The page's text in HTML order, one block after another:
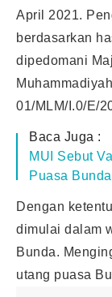
April 2021.
berdasarkan
dipedomani
01/MLM/I.0/E/
Baca Juga :
MUI Sebut
Puasa
Dengan
dimulai dalam
Bunda.
utang puasa